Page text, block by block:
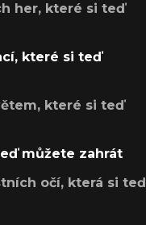
her, které si teď
které si teď
které si teď
můžete zahrát
očí, která si teď